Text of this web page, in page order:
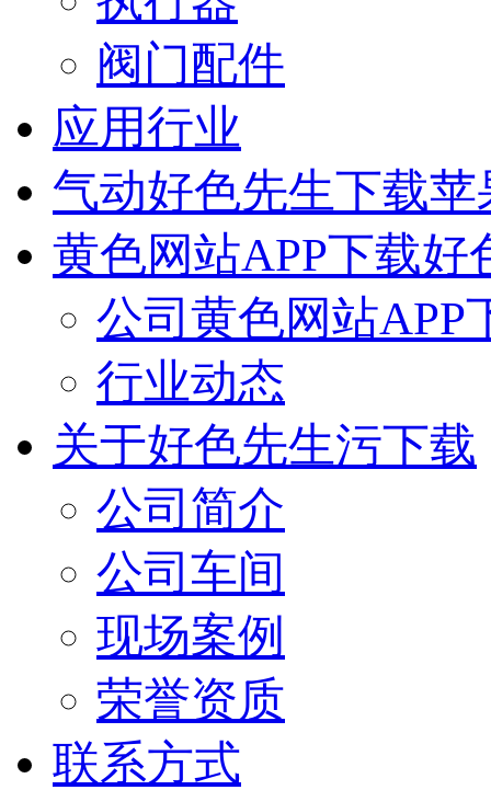
阀门配件
应用行业
气动好色先生下载
黄色网站APP下载好
公司黄色网站APP
行业动态
关于好色先生污下载
公司简介
公司车间
现场案例
荣誉资质
联系方式